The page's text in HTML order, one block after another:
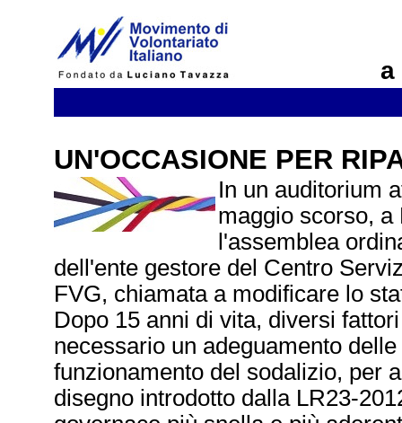
a
UN'OCCASIONE PER
In un auditorium
maggio scorso, a
l'assemblea
dell'ente gestore del Centro
FVG, chiamata a modificare lo
Dopo 15 anni di vita, diversi
necessario un adeguamento
funzionamento del sodalizio, per
disegno introdotto dalla LR23-